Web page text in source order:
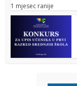
1 mjesec ranije